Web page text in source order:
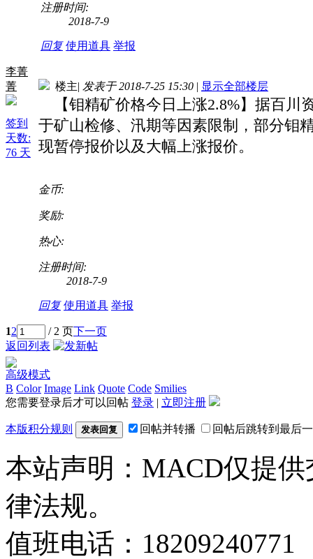
注册时间:
2018-7-9
回复 使用道具 举报
李菁
菁
签到
天数:
76 天
楼主| 发表于 2018-7-25 15:30 | 显示全部楼层
【钼精矿价格今日上涨2.8%】据百川
于矿山检修、汛期等因素限制，部分钼
现暂停报价以及大幅上涨报价。
金币:
奖励:
热心:
注册时间:
2018-7-9
回复 使用道具 举报
12 / 2 页下一页
返回列表
高级模式
B Color Image Link Quote Code Smilies
您需要登录后才可以回帖 登录 | 立即注册
本版积分规则 发表回复 回帖并转播 回帖后跳转到最后
本站声明：MACD仅提
律法规。
值班电话：